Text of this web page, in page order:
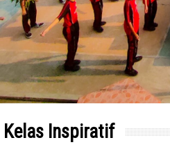
Kelas Inspiratif